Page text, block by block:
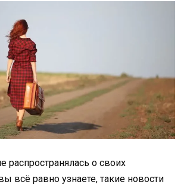
распространялась о своих
всё равно узнаете, такие новости